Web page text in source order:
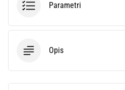
Parametri
Opis